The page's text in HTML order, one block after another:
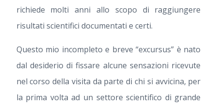
richiede molti anni allo scopo di raggiungere
risultati scientifici documentati e certi.
Questo mio incompleto e breve “excursus” è nato
dal desiderio di fissare alcune sensazioni ricevute
nel corso della visita da parte di chi si avvicina, per
la prima volta ad un settore scientifico di grande